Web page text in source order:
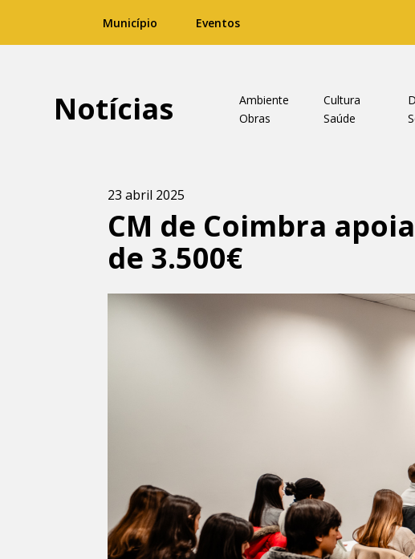
Município Eventos
Notícias Ambiente Cultura
Obras
Saúde
23 abril 2025
CM de Coimbra
de 3.500€